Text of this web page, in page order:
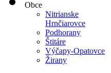
Obce
Nitrianske
Hrnčiarovce
Podhorany
Štitáre
Výčapy-Opatovce
Žirany